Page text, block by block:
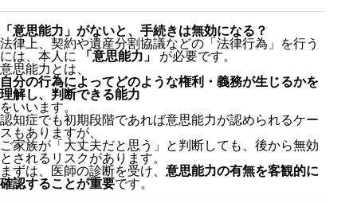
「意思能力」がないと、手続きは無効になる？
法律上、契約や遺産分割協議などの「法律行為」を行う
には、本人に
「意思能力」
が必要です。
意思能力とは、
自分の行為によってどのような権利・義務が生じるかを
理解し、判断できる能力
をいいます。
認知症でも初期段階であれば意思能力が認められるケー
スもありますが、
ご家族が「大丈夫だと思う」と判断しても、後から無効
とされるリスクがあります。
まずは、医師の診断を受け、 意思能力の有無を客観的に
確認することが重要です。